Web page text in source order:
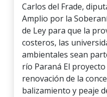
Carlos del Frade,
Amplio por la
de Ley para que la
costeros, las
ambientales sean
río Paraná El
renovación de la
balizamiento y peaje